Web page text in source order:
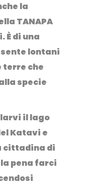
la
TANAPA
È di una
lontani
terre che
specie
illago
Katavi e
cittadina di
pena farci